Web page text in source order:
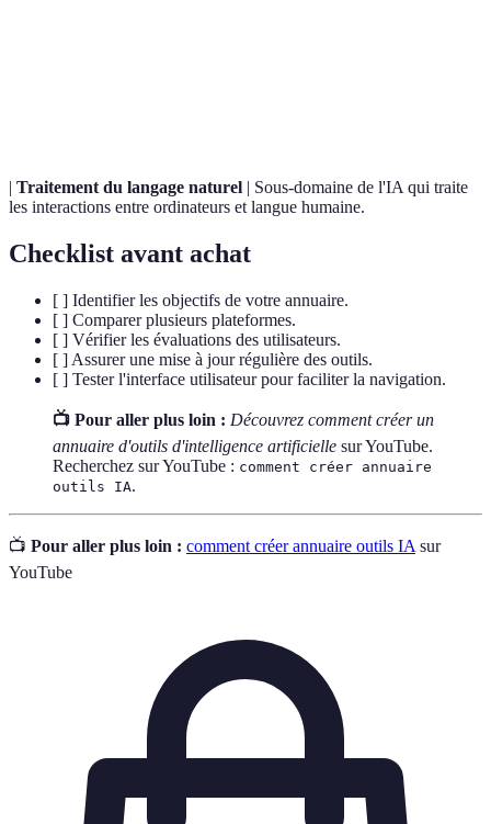
| Traitement du langage naturel | Sous-domaine de l'IA qui traite
les interactions entre ordinateurs et langue humaine.
Checklist avant achat
[ ] Identifier les objectifs de votre annuaire.
[ ] Comparer plusieurs plateformes.
[ ] Vérifier les évaluations des utilisateurs.
[ ] Assurer une mise à jour régulière des outils.
[ ] Tester l'interface utilisateur pour faciliter la navigation.
📺 Pour aller plus loin : Découvrez comment créer un
annuaire d'outils d'intelligence artificielle sur YouTube.
Recherchez sur YouTube : comment créer annuaire
outils IA.
📺 Pour aller plus loin : comment créer annuaire outils IA sur
YouTube